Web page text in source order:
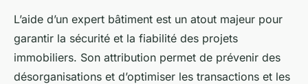
L’aide d’un expert bâtiment est un atout majeur pour
garantir la sécurité et la fiabilité des projets
immobiliers. Son attribution permet de prévenir des
désorganisations et d’optimiser les transactions et les